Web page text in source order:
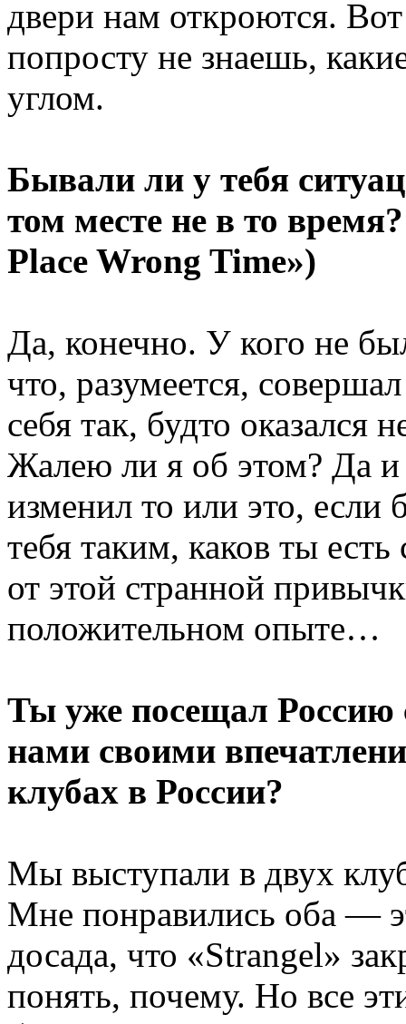
двери нам откроются.
попросту не знаешь,
углом.
Бывали ли у тебя
том месте не в то
Place Wrong Time»)
Да, конечно. У кого не
что, разумеется,
себя так, будто оказался
Жалею ли я об этом? Да и
изменил то или это,
тебя таким, каков ты
от этой странной
положительном опыте…
Ты уже посещал Россию
нами своими
клубах в России?
Мы выступали в двух
Мне понравились оба —
досада, что «Strangel»
понять, почему. Но все